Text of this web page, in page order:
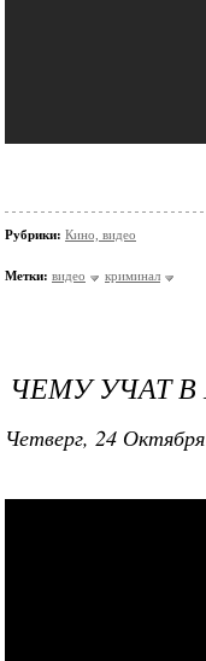
Рубрики: Кино, видео
Метки: видео криминал
ЧЕМУ УЧАТ
Четверг, 24